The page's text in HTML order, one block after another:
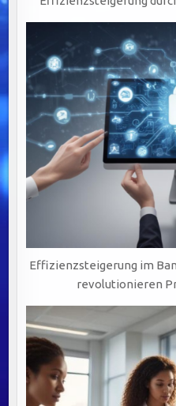
Effizienzsteigerung im
revolutionieren